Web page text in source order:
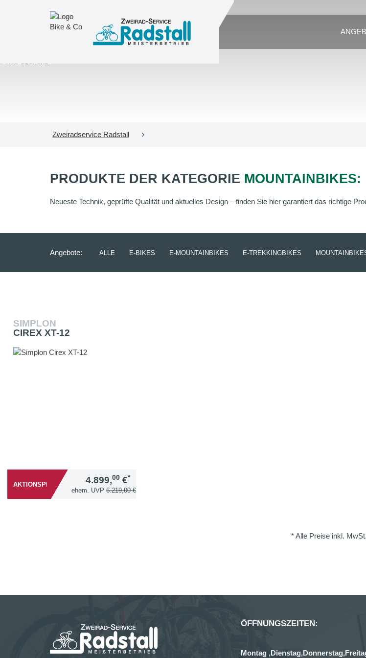
Zweiradservice Radstall
PRODUKTE DER KATEGORIE MOUNTAINBIKES:
Neueste Technik, geprüfte Qualität und aktuelles Design – finden Sie hier garantiert das richtige
Angebote: ALLE E-BIKES E-MOUNTAINBIKES E-TREKKINGBIKES
SIMPLON
CIREX XT-12
AKTIONSPREIS 4.899,00€*
ehem. UVP6.219,00 €
* Alle Preise inkl. MwSt.
ÖFFNUNGSZEITEN:
Montag